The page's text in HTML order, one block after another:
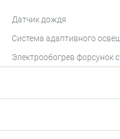
Датчик дождя
Система адаптивного
Электрообогрев форсунок